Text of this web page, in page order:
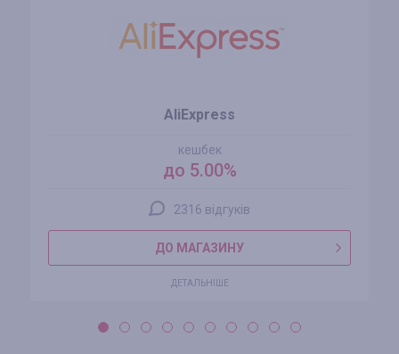
AliExpress
кешбек
до 5.00%
2316 відгуків
ДО МАГАЗИНУ
ДЕТАЛЬНІШЕ